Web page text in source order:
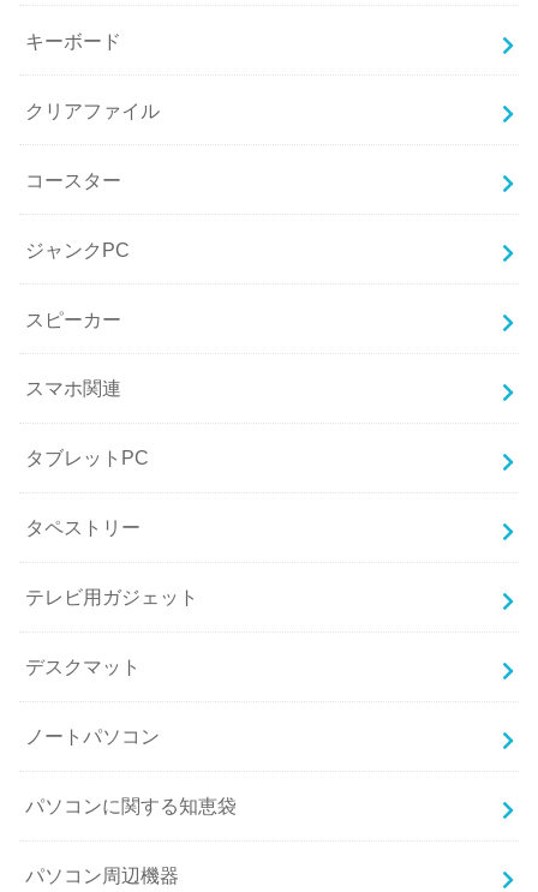
キーボード
クリアファイル
コースター
ジャンクPC
スピーカー
スマホ関連
タブレットPC
タペストリー
テレビ用ガジェット
デスクマット
ノートパソコン
パソコンに関する知恵袋
パソコン周辺機器